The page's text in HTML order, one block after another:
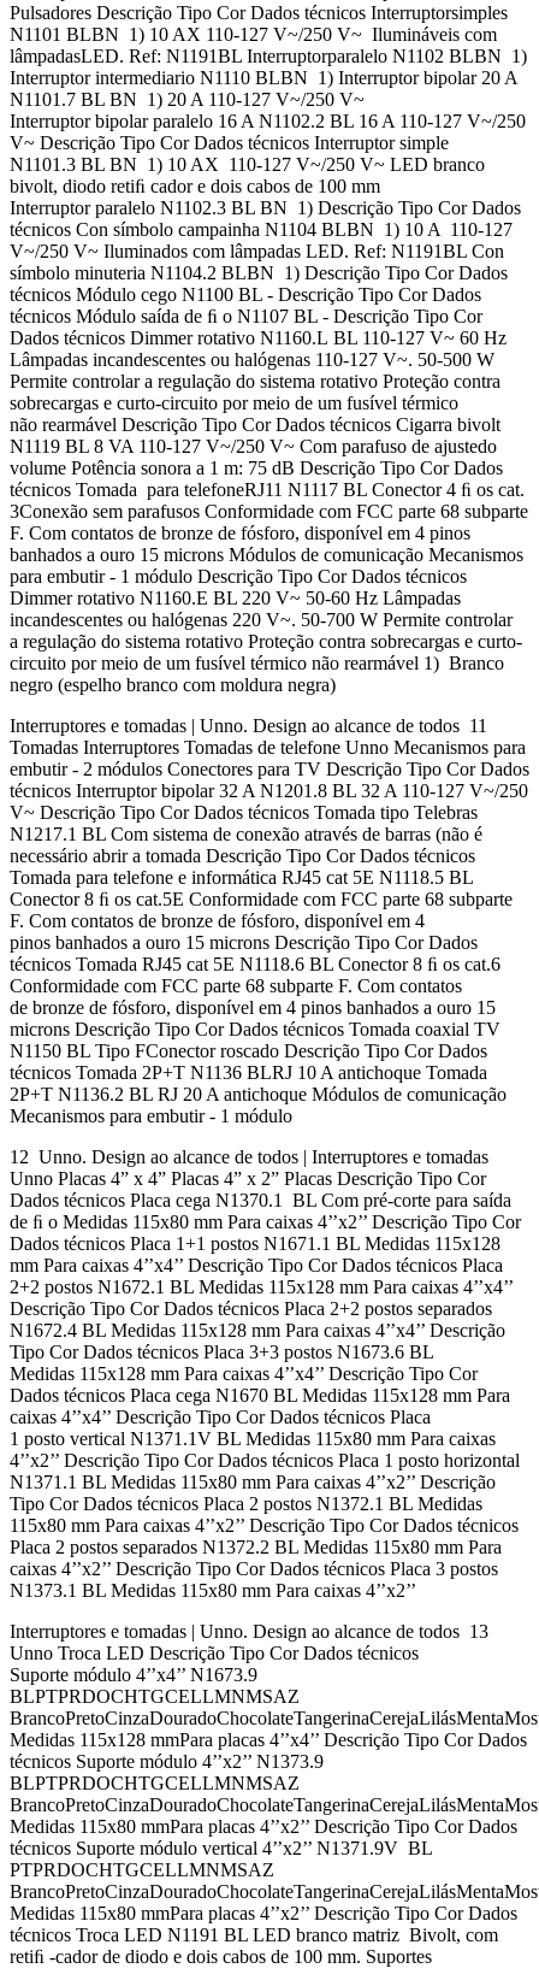
Pulsadores Descrição Tipo Cor Dados técnicos Interruptorsimples
N1101 BLBN 1) 10 AX 110-127 V~/250 V~ Ilumináveis com
lâmpadasLED. Ref: N1191BL Interruptorparalelo N1102 BLBN 1)
Interruptor intermediario N1110 BLBN 1) Interruptor bipolar 20 A
N1101.7 BL BN 1) 20 A 110-127 V~/250 V~
Interruptor bipolar paralelo 16 A N1102.2 BL 16 A 110-127 V~/250
V~ Descrição Tipo Cor Dados técnicos Interruptor simple
N1101.3 BL BN 1) 10 AX 110-127 V~/250 V~ LED branco
bivolt, diodo retiﬁ cador e dois cabos de 100 mm
Interruptor paralelo N1102.3 BL BN 1) Descrição Tipo Cor Dados
técnicos Con símbolo campainha N1104 BLBN 1) 10 A 110-127
V~/250 V~ Iluminados com lâmpadas LED. Ref: N1191BL Con
símbolo minuteria N1104.2 BLBN 1) Descrição Tipo Cor Dados
técnicos Módulo cego N1100 BL - Descrição Tipo Cor Dados
técnicos Módulo saída de ﬁ o N1107 BL - Descrição Tipo Cor
Dados técnicos Dimmer rotativo N1160.L BL 110-127 V~ 60 Hz
Lâmpadas incandescentes ou halógenas 110-127 V~. 50-500 W
Permite controlar a regulação do sistema rotativo Proteção contra
sobrecargas e curto-circuito por meio de um fusível térmico
não rearmável Descrição Tipo Cor Dados técnicos Cigarra bivolt
N1119 BL 8 VA 110-127 V~/250 V~ Com parafuso de ajustedo
volume Potência sonora a 1 m: 75 dB Descrição Tipo Cor Dados
técnicos Tomada para telefoneRJ11 N1117 BL Conector 4 ﬁ os cat.
3Conexão sem parafusos Conformidade com FCC parte 68 subparte
F. Com contatos de bronze de fósforo, disponível em 4 pinos
banhados a ouro 15 microns Módulos de comunicação Mecanismos
para embutir - 1 módulo Descrição Tipo Cor Dados técnicos
Dimmer rotativo N1160.E BL 220 V~ 50-60 Hz Lâmpadas
incandescentes ou halógenas 220 V~. 50-700 W Permite controlar
a regulação do sistema rotativo Proteção contra sobrecargas e curto-
circuito por meio de um fusível térmico não rearmável 1) Branco
negro (espelho branco com moldura negra)
Interruptores e tomadas | Unno. Design ao alcance de todos 11
Tomadas Interruptores Tomadas de telefone Unno Mecanismos para
embutir - 2 módulos Conectores para TV Descrição Tipo Cor Dados
técnicos Interruptor bipolar 32 A N1201.8 BL 32 A 110-127 V~/250
V~ Descrição Tipo Cor Dados técnicos Tomada tipo Telebras
N1217.1 BL Com sistema de conexão através de barras (não é
necessário abrir a tomada Descrição Tipo Cor Dados técnicos
Tomada para telefone e informática RJ45 cat 5E N1118.5 BL
Conector 8 ﬁ os cat.5E Conformidade com FCC parte 68 subparte
F. Com contatos de bronze de fósforo, disponível em 4
pinos banhados a ouro 15 microns Descrição Tipo Cor Dados
técnicos Tomada RJ45 cat 5E N1118.6 BL Conector 8 ﬁ os cat.6
Conformidade com FCC parte 68 subparte F. Com contatos
de bronze de fósforo, disponível em 4 pinos banhados a ouro 15
microns Descrição Tipo Cor Dados técnicos Tomada coaxial TV
N1150 BL Tipo FConector roscado Descrição Tipo Cor Dados
técnicos Tomada 2P+T N1136 BLRJ 10 A antichoque Tomada
2P+T N1136.2 BL RJ 20 A antichoque Módulos de comunicação
Mecanismos para embutir - 1 módulo
12 Unno. Design ao alcance de todos | Interruptores e tomadas
Unno Placas 4” x 4” Placas 4” x 2” Placas Descrição Tipo Cor
Dados técnicos Placa cega N1370.1 BL Com pré-corte para saída
de ﬁ o Medidas 115x80 mm Para caixas 4’’x2’’ Descrição Tipo Cor
Dados técnicos Placa 1+1 postos N1671.1 BL Medidas 115x128
mm Para caixas 4’’x4’’ Descrição Tipo Cor Dados técnicos Placa
2+2 postos N1672.1 BL Medidas 115x128 mm Para caixas 4’’x4’’
Descrição Tipo Cor Dados técnicos Placa 2+2 postos separados
N1672.4 BL Medidas 115x128 mm Para caixas 4’’x4’’ Descrição
Tipo Cor Dados técnicos Placa 3+3 postos N1673.6 BL
Medidas 115x128 mm Para caixas 4’’x4’’ Descrição Tipo Cor
Dados técnicos Placa cega N1670 BL Medidas 115x128 mm Para
caixas 4’’x4’’ Descrição Tipo Cor Dados técnicos Placa
1 posto vertical N1371.1V BL Medidas 115x80 mm Para caixas
4’’x2’’ Descrição Tipo Cor Dados técnicos Placa 1 posto horizontal
N1371.1 BL Medidas 115x80 mm Para caixas 4’’x2’’ Descrição
Tipo Cor Dados técnicos Placa 2 postos N1372.1 BL Medidas
115x80 mm Para caixas 4’’x2’’ Descrição Tipo Cor Dados técnicos
Placa 2 postos separados N1372.2 BL Medidas 115x80 mm Para
caixas 4’’x2’’ Descrição Tipo Cor Dados técnicos Placa 3 postos
N1373.1 BL Medidas 115x80 mm Para caixas 4’’x2’’
Interruptores e tomadas | Unno. Design ao alcance de todos 13
Unno Troca LED Descrição Tipo Cor Dados técnicos
Suporte módulo 4’’x4’’ N1673.9
BLPTPRDOCHTGCELLMNMSAZ
Medidas 115x128 mmPara placas 4’’x4’’ Descrição Tipo Cor Dados
técnicos Suporte módulo 4’’x2’’ N1373.9
BLPTPRDOCHTGCELLMNMSAZ
Medidas 115x80 mmPara placas 4’’x2’’ Descrição Tipo Cor Dados
técnicos Suporte módulo vertical 4’’x2’’ N1371.9V BL
PTPRDOCHTGCELLMNMSAZ
Medidas 115x80 mmPara placas 4’’x2’’ Descrição Tipo Cor Dados
técnicos Troca LED N1191 BL LED branco matriz Bivolt, com
retiﬁ -cador de diodo e dois cabos de 100 mm. Suportes